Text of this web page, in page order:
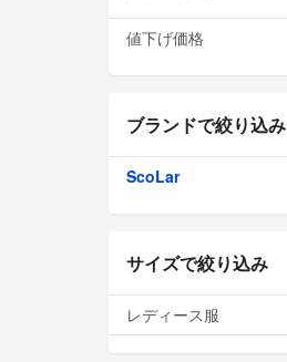
値下げ価格
ブランドで絞り込み
ScoLar
サイズで絞り込み
レディース服